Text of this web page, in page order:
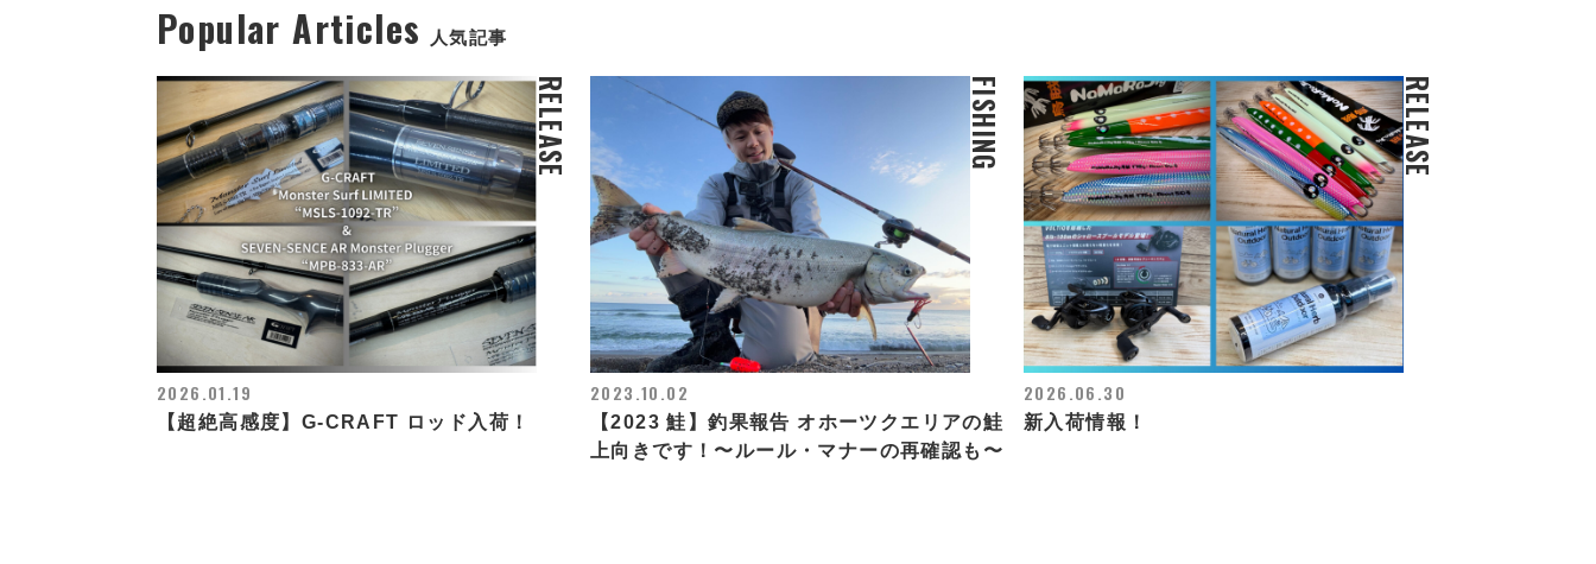
Popular Articles 人気記事
RELEASE
2026.01.19
【超絶高感度】G-CRAFT ロッド入荷！
FISHING
2023.10.02
【2023 鮭】釣果報告 オホーツクエリアの鮭
上向きです！〜ルール・マナーの再確認も〜
RELEASE
2026.06.30
新入荷情報！